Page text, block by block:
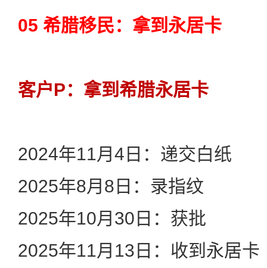
05 希腊移民：拿到永居卡
客户P：拿到希腊永居卡
2024年11月4日：递交白纸
2025年8月8日：录指纹
2025年10月30日：获批
2025年11月13日：收到永居卡